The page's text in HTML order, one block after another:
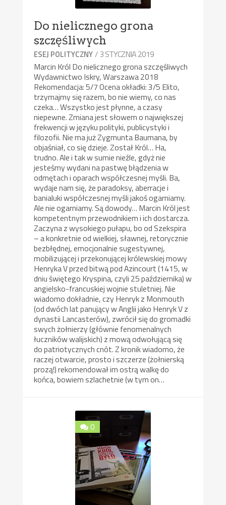
Do nielicznego grona
szczęśliwych
ESEJ POLITYCZNY/ 3 STYCZNIA 2019
Marcin Król Do nielicznego grona szczęśliwych
Wydawnictwo Iskry, Warszawa 2018
Rekomendacja: 5/7 Ocena okładki: 3/5 Elito,
trzymajmy się razem, bo nie wiemy, co nas
czeka… Wszystko jest płynne, a czasy
niepewne. Zmiana jest słowem o największej
frekwencji w języku polityki, publicystyki i
filozofii. Nie ma już Zygmunta Baumana, by
objaśniał, co się dzieje. Został Król… Ha,
trudno. Ale i tak w sumie nieźle, gdyż nie
jesteśmy wydani na pastwę błądzenia w
odmętach i oparach współczesnej myśli. Ba,
wydaje nam się, że paradoksy, aberracje i
banialuki współczesnej myśli jakoś ogarniamy.
Ale nie ogarniamy. Są dowody… Marcin Król jest
kompetentnym przewodnikiem i ich dostarcza.
Zaczyna z wysokiego pułapu, bo od Szekspira
– a konkretnie od wielkiej, sławnej, retorycznie
bezbłędnej, emocjonalnie sugestywnej,
mobilizującej i przekonującej królewskiej mowy
Henryka V przed bitwą pod Azincourt (1415, w
dniu świętego Kryspina, czyli 25 października) w
angielsko-francuskiej wojnie stuletniej. Nie
wiadomo dokładnie, czy Henryk z Monmouth
(od dwóch lat panujący w Anglii jako Henryk V z
dynastii Lancasterów), zwrócił się do gromadki
swych żołnierzy (głównie fenomenalnych
łuczników walijskich) z mową odwołującą się
do patriotycznych cnót. Z kronik wiadomo, że
raczej otwarcie, prosto i szczerze (żołnierską
prozą!) rekomendował im ostrą walkę do
końca, bowiem szlachetnie (w tym on…
0